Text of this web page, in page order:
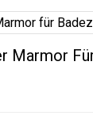
Marmor